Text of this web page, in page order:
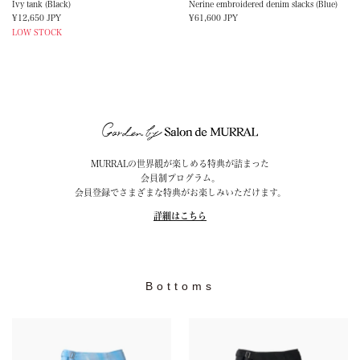
Ivy tank (Black)
Sale
price
¥12,650 JPY
LOW STOCK
Nerine embroidered denim slacks (Blue)
Sale
¥61,600 JPY
MURRALの世界観が楽しめる特典が詰まった
会員制プログラム。
会員登録でさまざまな特典がお楽しみいただけます。
詳細はこちら
Bottoms